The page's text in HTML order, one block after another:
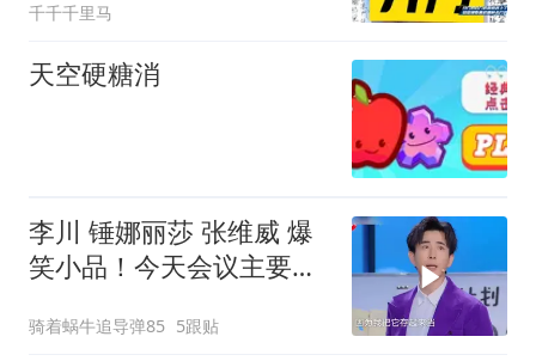
千千千里马
天空硬糖消
李川 锤娜丽莎 张维威 爆
笑小品！今天会议主要宣
个裁一个
骑着蜗牛追导弹85 5跟贴